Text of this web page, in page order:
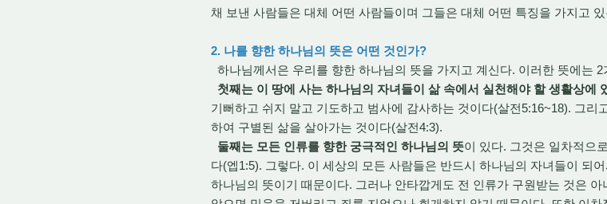
채 보낸 사람들은 대체 어떤 사람들이며 그들은 대체 어떤 특징을 가지고
2. 나를 향한 하나님의 뜻은 어떤 것인가?
하나님께서은 우리를 향한 하나님의 뜻을 가지고 계신다. 이러한 뜻에는 2
첫째는 이 땅에 사는 하나님의 자녀들이 삶 속에서 실천해야 할 생활상에
기뻐하고 쉬지 말고 기도하고 범사에 감사하는 것이다(살전5:16~18). 그리
하여 구별된 삶을 살아가는 것이다(살전4:3).
둘째는 모든 인류를 향한 궁극적인 하나님의 뜻이 있다. 그것은 일차적으
다(엡1:5). 그렇다. 이 세상의 모든 사람들은 반드시 하나님의 자녀들이 되
하나님의 뜻이기 때문이다. 그러나 안타깝게도 전 인류가 구원받는 것은